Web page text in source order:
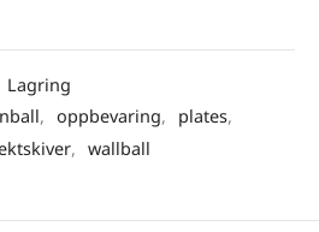
Lagring
, oppbevaring, plates,
, wallball